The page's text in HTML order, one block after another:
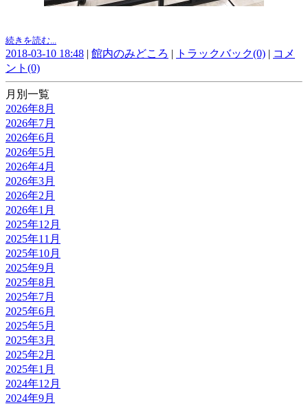
続きを読む...
2018-03-10 18:48 | 館内のみどころ | トラックバック(0) | コメ
ント(0)
月別一覧
2026年8月
2026年7月
2026年6月
2026年5月
2026年4月
2026年3月
2026年2月
2026年1月
2025年12月
2025年11月
2025年10月
2025年9月
2025年8月
2025年7月
2025年6月
2025年5月
2025年3月
2025年2月
2025年1月
2024年12月
2024年9月